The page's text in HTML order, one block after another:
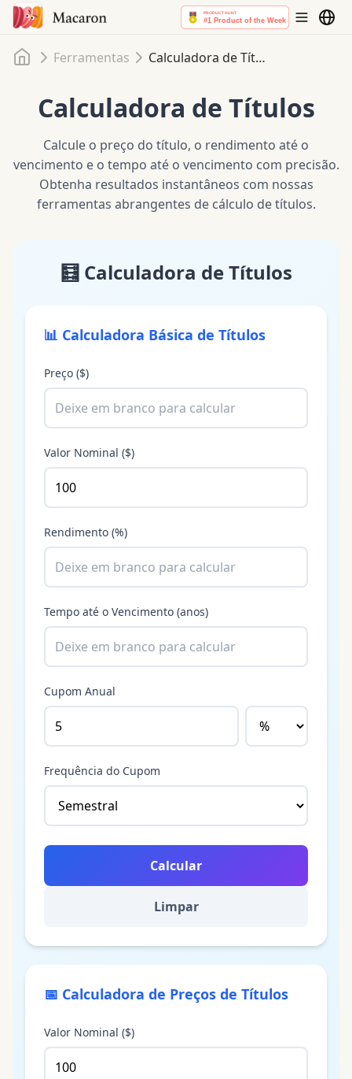
InícioFerramentas Calculadora de Títulos
Calculadora de Títulos
Calcule o preço do título, o rendimento até o
vencimento e o tempo até o vencimento com precisão.
Obtenha resultados instantâneos com nossas
ferramentas abrangentes de cálculo de títulos.
🧮 Calculadora de Títulos
📊 Calculadora Básica de Títulos
Preço ($)
Valor Nominal ($)
Rendimento (%)
Tempo até o Vencimento (anos)
Cupom Anual
Frequência do Cupom
Calcular
Limpar
📅 Calculadora de Preços de Títulos
Valor Nominal ($)